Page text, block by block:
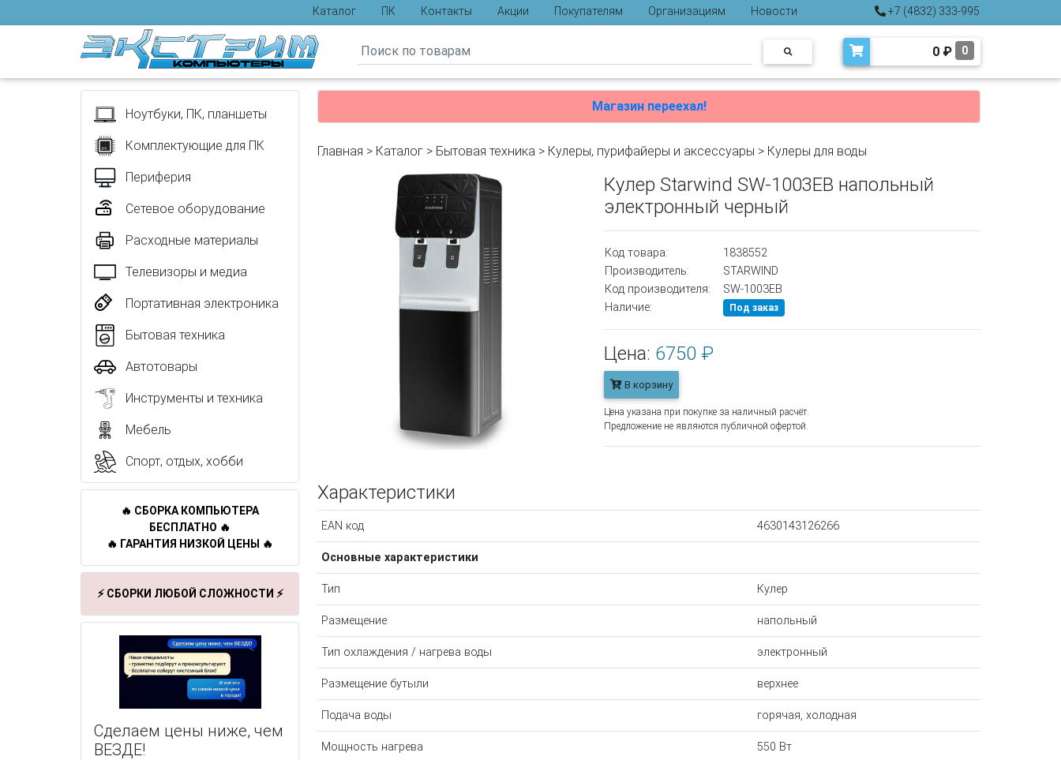
Каталог ПК Контакты Акции Покупателям Организациям
Новости
Отзывы
+7 (4832) 333-995
0 ₽ 0
Ноутбуки, ПК, планшеты
Комплектующие для ПК
Периферия
Сетевое оборудование
Расходные материалы
Телевизоры и медиа
Портативная электроника
Бытовая техника
Автотовары
Инструменты и техника
Мебель
Спорт, отдых, хобби
🔥 СБОРКА КОМПЬЮТЕРА
БЕСПЛАТНО 🔥
🔥 ГАРАНТИЯ НИЗКОЙ ЦЕНЫ 🔥
⚡ СБОРКИ ЛЮБОЙ СЛОЖНОСТИ ⚡
Сделаем цены ниже, чем
ВЕЗДЕ!
Магазин переехал!
Главная > Каталог > Бытовая техника > Кулеры, пурифайеры и аксессуары > Кулеры для воды
Кулер Starwind SW-1003EB напольный
электронный черный
Код товара:
1838552
Производитель:
STARWIND
Код производителя:
SW-1003EB
Наличие:
Под заказ
Цена: 6750 ₽
В корзину
Цена указана при покупке за наличный расчёт.
Предложение не являются публичной офертой.
Характеристики
EAN код 4630143126266
Основные характеристики
Тип Кулер
Размещение напольный
Тип охлаждения / нагрева воды электронный
Размещение бутыли верхнее
Подача воды горячая, холодная
Мощность нагрева 550 Вт